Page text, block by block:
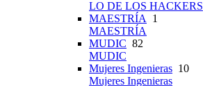
LO DE LOS HACKERS
MAESTRÍA 1
MAESTRÍA
MUDIC 82
MUDIC
Mujeres Ingenieras 10
Mujeres Ingenieras